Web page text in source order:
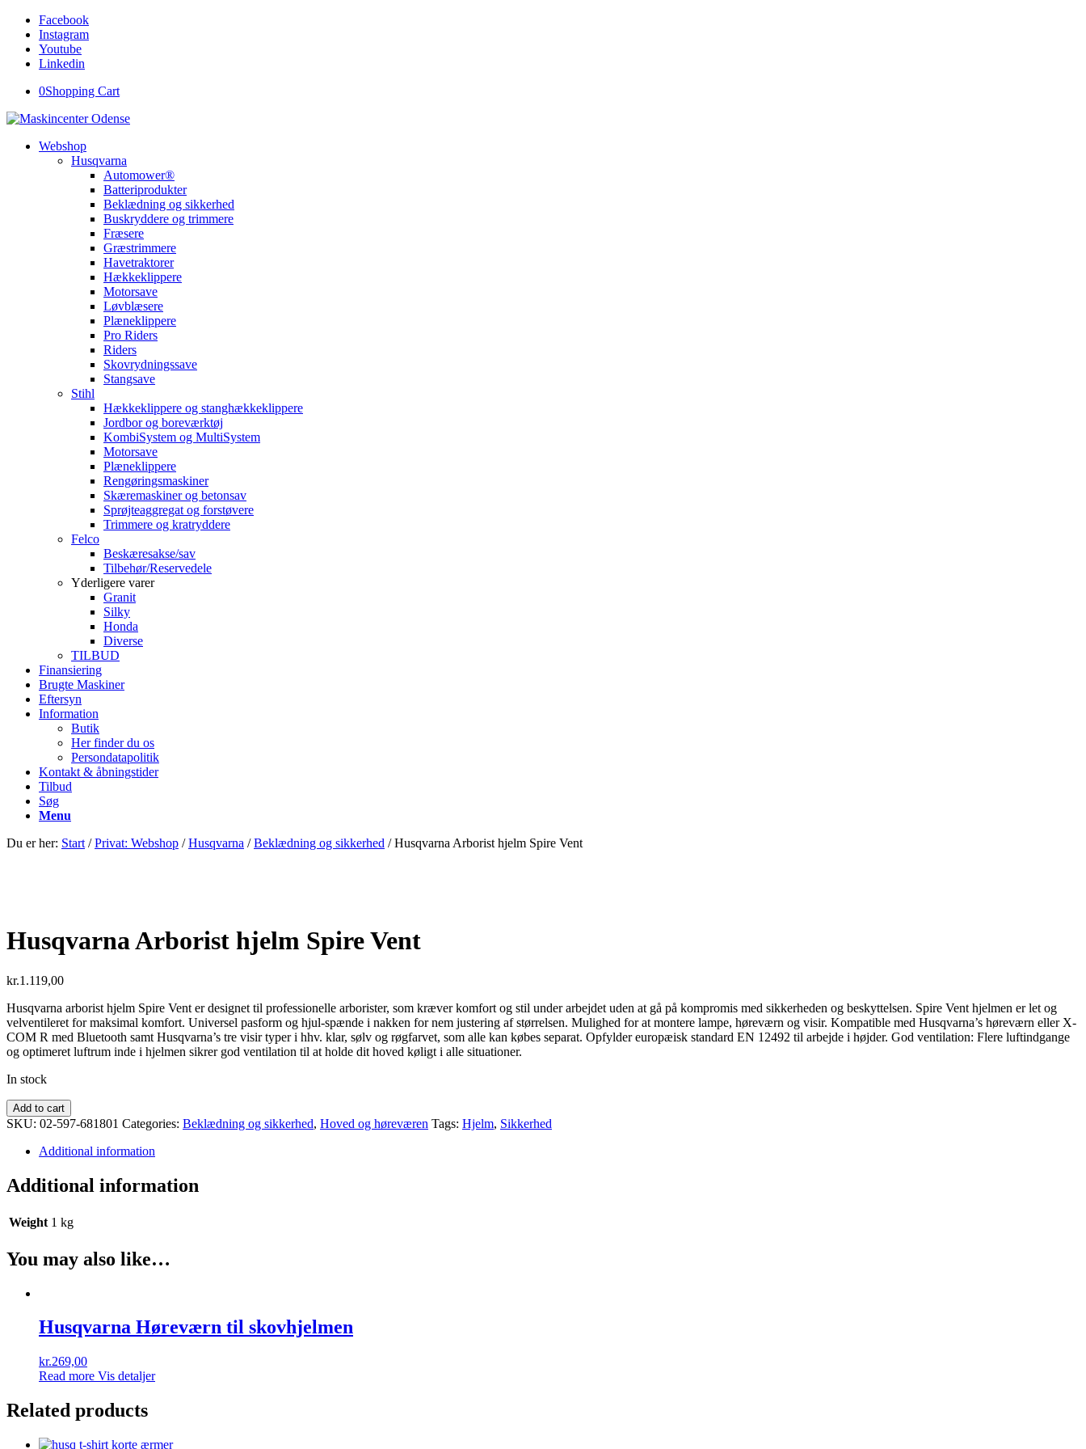
Facebook
Instagram
Youtube
Linkedin
0Shopping Cart
Webshop
Husqvarna
Automower®
Batteriprodukter
Beklædning og sikkerhed
Buskryddere og trimmere
Fræsere
Græstrimmere
Havetraktorer
Hækkeklippere
Motorsave
Løvblæsere
Plæneklippere
Pro Riders
Riders
Skovrydningssave
Stangsave
Stihl
Hækkeklippere og stanghækkeklippere
Jordbor og boreværktøj
KombiSystem og MultiSystem
Motorsave
Plæneklippere
Rengøringsmaskiner
Skæremaskiner og betonsav
Sprøjteaggregat og forstøvere
Trimmere og kratryddere
Felco
Beskæresakse/sav
Tilbehør/Reservedele
Yderligere varer
Granit
Silky
Honda
Diverse
TILBUD
Finansiering
Brugte Maskiner
Eftersyn
Information
Butik
Her finder du os
Persondatapolitik
Kontakt & åbningstider
Tilbud
Søg
Menu
Du er her: Start / Privat: Webshop / Husqvarna / Beklædning og sikkerhed / Husqvarna Arborist hjelm Spire Vent
Husqvarna Arborist hjelm Spire Vent
kr.1.119,00
Husqvarna arborist hjelm Spire Vent er designet til professionelle arborister, som kræver komfort og stil under arbejdet uden at gå på kompromis med sikkerheden og beskyttelsen. Spire Vent hjelmen er let og
velventileret for maksimal komfort. Universel pasform og hjul-spænde i nakken for nem justering af størrelsen. Mulighed for at montere lampe, høreværn og visir. Kompatible med Husqvarna’s høreværn eller X-
COM R med Bluetooth samt Husqvarna’s tre visir typer i hhv. klar, sølv og røgfarvet, som alle kan købes separat. Opfylder europæisk standard EN 12492 til arbejde i højder. God ventilation: Flere luftindgange
og optimeret luftrum inde i hjelmen sikrer god ventilation til at holde dit hoved køligt i alle situationer.
In stock
Husqvarna
Arborist
Spire
quantity
Add to cart
SKU: 02-597-681801 Categories: Beklædning og sikkerhed, Hoved og høreværen Tags: Hjelm, Sikkerhed
Additional information
Additional information
Weight 1 kg
You may also like…
Husqvarna Høreværn til skovhjelmen
kr.269,00
Read more Vis detaljer
Related products